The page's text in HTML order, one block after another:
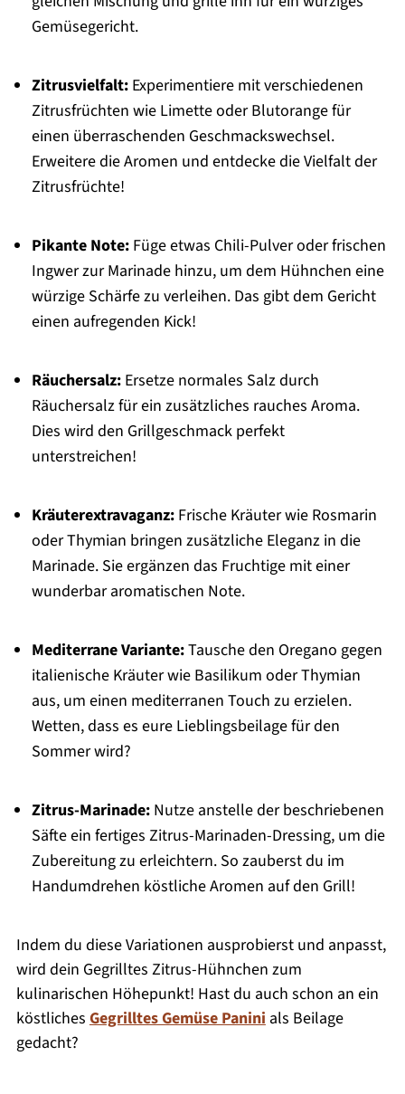
Gemüsegericht.
Zitrusvielfalt:Experimentiere mit verschiedenen
Zitrusfrüchten wie Limette oder Blutorange für
einen überraschenden Geschmackswechsel.
Erweitere die Aromen und entdecke die Vielfalt der
Zitrusfrüchte!
Pikante Note:Füge etwas Chili-Pulver oder frischen
Ingwer zur Marinade hinzu, um dem Hühnchen eine
würzige Schärfe zu verleihen. Das gibt dem Gericht
einen aufregenden Kick!
Räuchersalz:Ersetze normales Salz durch
Räuchersalz für ein zusätzliches rauches Aroma.
Dies wird den Grillgeschmack perfekt
unterstreichen!
Kräuterextravaganz:Frische Kräuter wie Rosmarin
oder Thymian bringen zusätzliche Eleganz in die
Marinade. Sie ergänzen das Fruchtige mit einer
wunderbar aromatischen Note.
Mediterrane Variante:Tausche den Oregano gegen
italienische Kräuter wie Basilikum oder Thymian
aus, um einen mediterranen Touch zu erzielen.
Wetten, dass es eure Lieblingsbeilage für den
Sommer wird?
Zitrus-Marinade:Nutze anstelle der beschriebenen
Säfte ein fertiges Zitrus-Marinaden-Dressing, um die
Zubereitung zu erleichtern. So zauberst du im
Handumdrehen köstliche Aromen auf den Grill!
Indem du diese Variationen ausprobierst und anpasst,
wird dein Gegrilltes Zitrus-Hühnchen zum
kulinarischen Höhepunkt! Hast du auch schon an ein
köstliches Gegrilltes Gemüse Paninials Beilage
gedacht?